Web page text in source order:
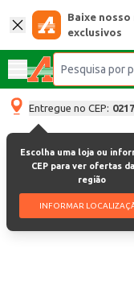
Baixe nosso
exclusivos
Entregue no CEP:
Escolha uma loja ou
CEP para ver ofertas
região
INFORMAR